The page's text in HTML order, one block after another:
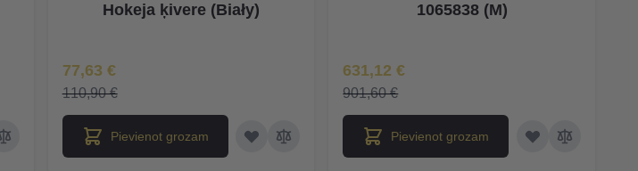
Hokeja ķivere (Biały)
Īpaša Cena
77,63 €
110,90 €
Pievienot grozam
1065838 (M)
Īpaša Cena
631,12 €
901,60 €
Pievienot grozam